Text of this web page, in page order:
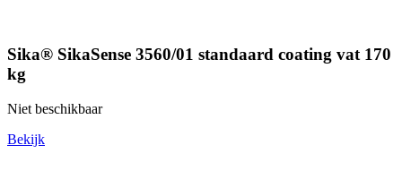
Sika® SikaSense 3560/01 standaard coating vat 170
kg
Niet beschikbaar
Bekijk